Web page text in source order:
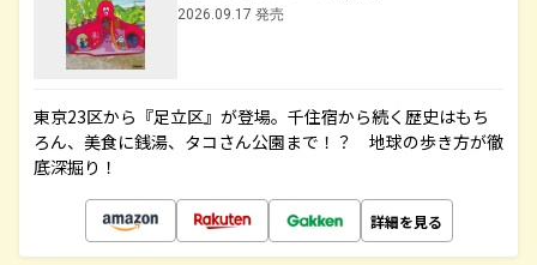
2026.09.17 発売
東京23区から『足立区』が登場。千住宿から続く歴史はもち
ろん、美食に銭湯、タコさん公園まで！？ 地球の歩き方が徹
底深掘り！
詳細を見る